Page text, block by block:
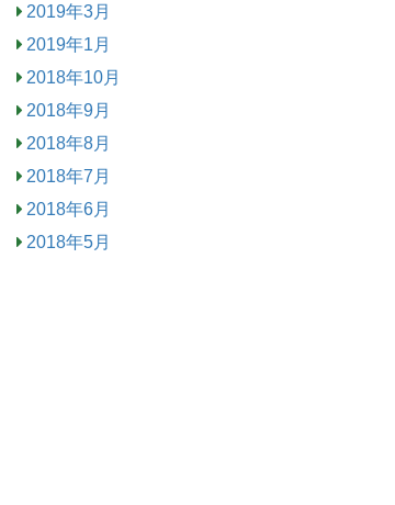
2019年3月
2019年1月
2018年10月
2018年9月
2018年8月
2018年7月
2018年6月
2018年5月